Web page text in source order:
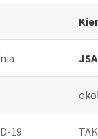
JSA
19 TAK